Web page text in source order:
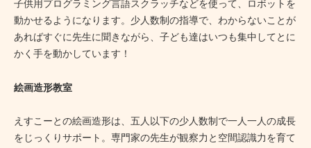
子供用プログラミング言語スクラッチなどを使って、ロボットを
動かせるようになります。少人数制の指導で、わからないことが
あればすぐに先生に聞きながら、子ども達はいつも集中してとに
かく手を動かしています！
絵画造形教室
えすこーとの絵画造形は、五人以下の少人数制で一人一人の成長
をじっくりサポート。専門家の先生が観察力と空間認識力を育て